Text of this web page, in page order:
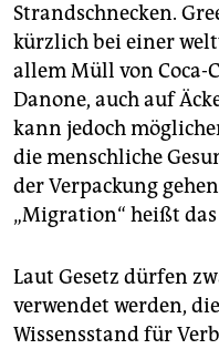
Strandschnecken.
kürzlich bei einer
allem Müll von Coca-
Danone, auch auf
kann jedoch
die menschliche
der Verpackung
„Migration“ heißt das
Laut Gesetz dürfen
verwendet werden,
Wissensstand für